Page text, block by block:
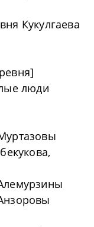
Кукулгаева
люди